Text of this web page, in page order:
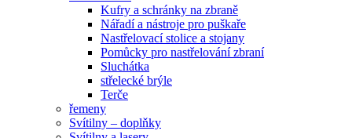
Kufry a schránky na zbraně
Nářadí a nástroje pro puškaře
Nastřelovací stolice a stojany
Pomůcky pro nastřelování zbraní
Sluchátka
střelecké brýle
Terče
řemeny
Svítilny – doplňky